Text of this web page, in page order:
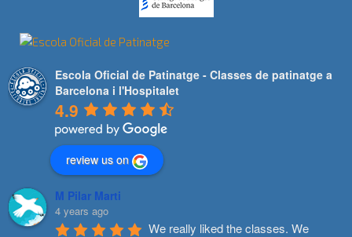
Escola Oficial de Patinatge - Classes de patinatge a
Barcelona i l'Hospitalet
4.9
review us on
M Pilar Marti
4 years ago
We really liked the classes. We